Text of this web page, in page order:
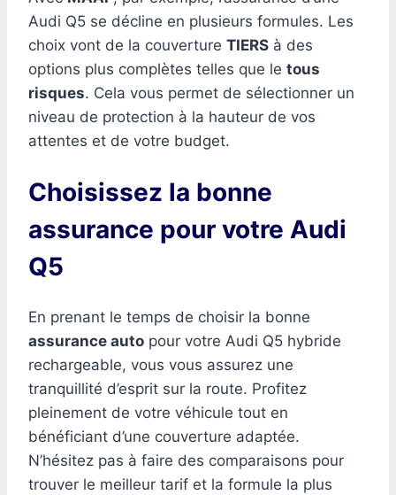
Audi Q5 se décline en plusieurs formules. Les
choix vont de la couverture TIERS à des
options plus complètes telles que le tous
risques. Cela vous permet de sélectionner un
niveau de protection à la hauteur de vos
attentes et de votre budget.
Choisissez la bonne
assurance pour votre Audi
Q5
En prenant le temps de choisir la bonne
assurance auto pour votre Audi Q5 hybride
rechargeable, vous vous assurez une
tranquillité d’esprit sur la route. Profitez
pleinement de votre véhicule tout en
bénéficiant d’une couverture adaptée.
N’hésitez pas à faire des comparaisons pour
trouver le meilleur tarif et la formule la plus